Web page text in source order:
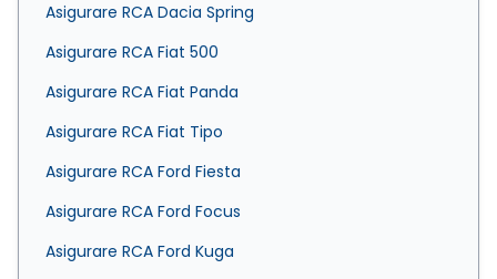
Asigurare RCA Dacia Spring
Asigurare RCA Fiat 500
Asigurare RCA Fiat Panda
Asigurare RCA Fiat Tipo
Asigurare RCA Ford Fiesta
Asigurare RCA Ford Focus
Asigurare RCA Ford Kuga